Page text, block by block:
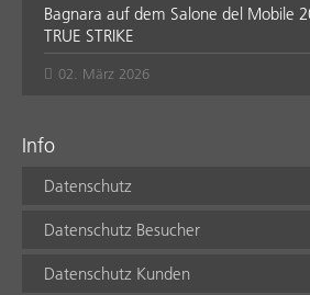
Bagnara auf dem Salone del Mobile
TRUE STRIKE
02. März 2026
Info
Datenschutz
Datenschutz Besucher
Datenschutz Kunden